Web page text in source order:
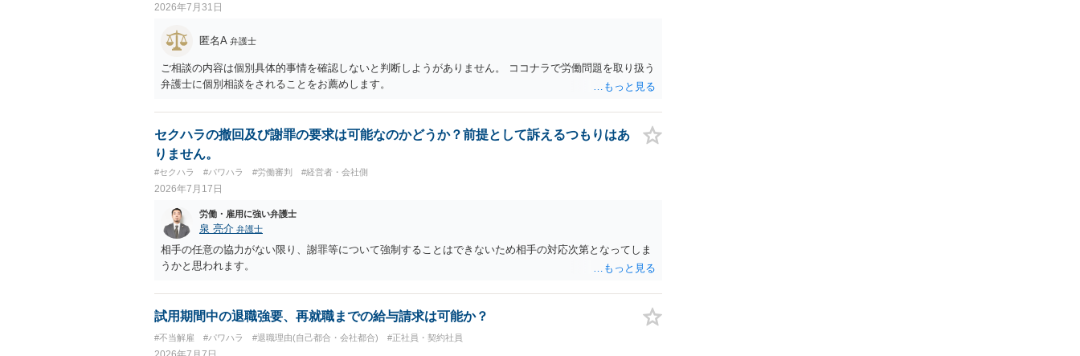
2026年7月31日
匿名A 弁護士
ご相談の内容は個別具体的事情を確認しないと判断しようがありません。 ココナラで労働問題を取り扱う
弁護士に個別相談をされることをお薦めします。
セクハラの撤回及び謝罪の要求は可能なのかどうか？前提として訴えるつもりはあ
りません。
#セクハラ #パワハラ #労働審判 #経営者・会社側
2026年7月17日
労働・雇用に強い弁護士
泉 亮介 弁護士
相手の任意の協力がない限り、謝罪等について強制することはできないため相手の対応次第となってしま
うかと思われます。
試用期間中の退職強要、再就職までの給与請求は可能か？
#不当解雇 #パワハラ #退職理由(自己都合・会社都合) #正社員・契約社員